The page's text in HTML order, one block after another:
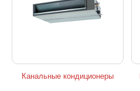
Канальные кондиционеры